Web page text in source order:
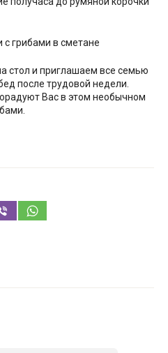
с грибами в сметане
стол и приглашаем все семью
после трудовой недели.
Вас в этом необычном